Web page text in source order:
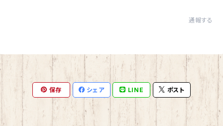
通報する
保存 シェア LINE ポスト